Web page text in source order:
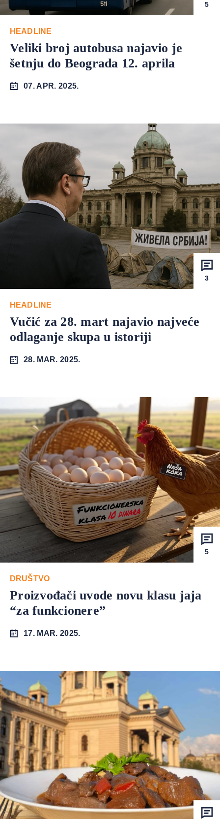
5
HEADLINE
Veliki broj autobusa najavio je
šetnju do Beograda 12. aprila
07. APR. 2025.
3
HEADLINE
Vučić za 28. mart najavio najveće
odlaganje skupa u istoriji
28. MAR. 2025.
5
DRUŠTVO
Proizvođači uvode novu klasu jaja
“za funkcionere”
17. MAR. 2025.